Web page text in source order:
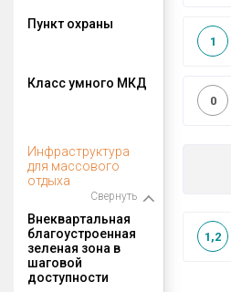
Пункт охраны
1
Класс умного МКД
0
Инфраструктура
для массового
отдыха
Свернуть
Внеквартальная
благоустроенная
зеленая зона в
шаговой
доступности
1,2